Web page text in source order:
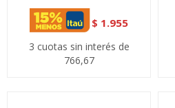
$ 1.955
3 cuotas sin interés de
766,67